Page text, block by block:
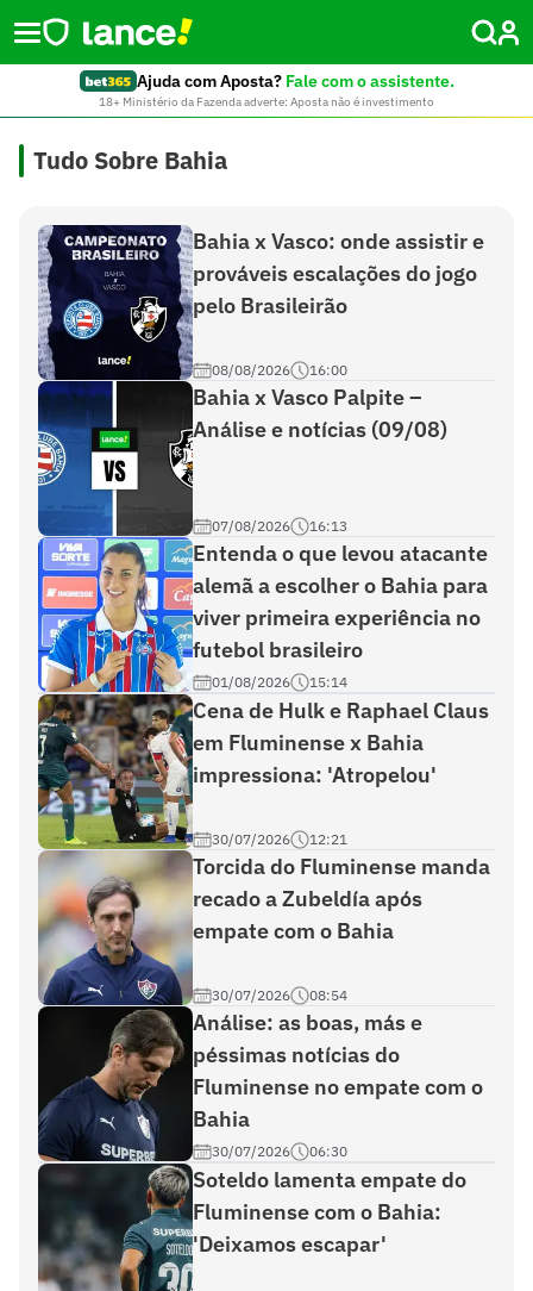
Ajuda com Aposta? Fale com o assistente.
18+ Ministério da Fazenda adverte: Aposta não é investimento
Tudo Sobre Bahia
Bahia x Vasco: onde assistir e
prováveis escalações do jogo
pelo Brasileirão
08/08/2026 16:00
Bahia x Vasco Palpite –
Análise e notícias (09/08)
07/08/2026 16:13
Entenda o que levou atacante
alemã a escolher o Bahia para
viver primeira experiência no
futebol brasileiro
01/08/2026 15:14
Cena de Hulk e Raphael Claus
em Fluminense x Bahia
impressiona: 'Atropelou'
30/07/2026 12:21
Torcida do Fluminense manda
recado a Zubeldía após
empate com o Bahia
30/07/2026 08:54
Análise: as boas, más e
péssimas notícias do
Fluminense no empate com o
Bahia
30/07/2026 06:30
Soteldo lamenta empate do
Fluminense com o Bahia:
'Deixamos escapar'